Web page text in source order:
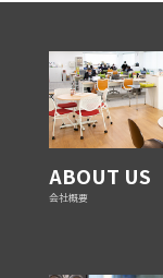
ABOUT US
会社概要